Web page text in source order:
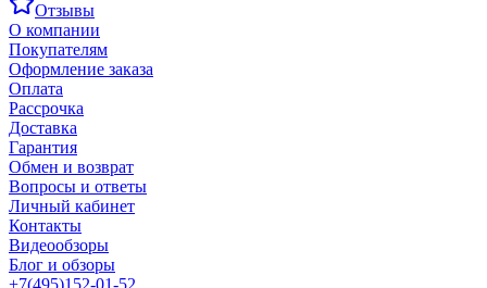
Отзывы
О компании
Покупателям
Оформление заказа
Оплата
Рассрочка
Доставка
Гарантия
Обмен и возврат
Вопросы и ответы
Личный кабинет
Контакты
Видеообзоры
Блог и обзоры
+7(495)152-01-52